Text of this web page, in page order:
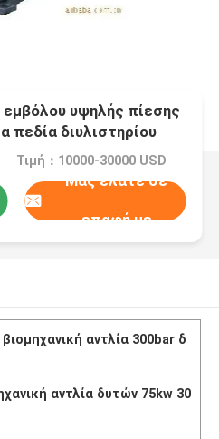
εμβόλου υψηλής πίεσης
πεδία διυλιστηρίου
Τιμή：10000-30000 USD
Μας ελάτε σε
επαφή με
αντλία 300bar δ
αντλία δυτών 75kw 30